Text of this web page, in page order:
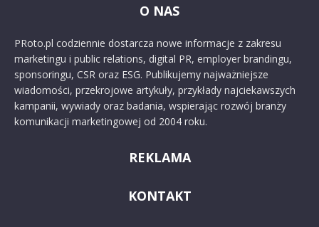
O NAS
PRoto.pl codziennie dostarcza nowe informacje z zakresu
marketingu i public relations, digital PR, employer brandingu,
sponsoringu, CSR oraz ESG. Publikujemy najważniejsze
wiadomości, przekrojowe artykuły, przykłady najciekawszych
kampanii, wywiady oraz badania, wspierając rozwój branży
komunikacji marketingowej od 2004 roku.
REKLAMA
KONTAKT